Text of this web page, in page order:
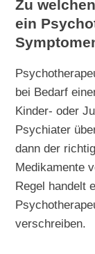
Zu
ein
bei Bedarf
Kinder- oder
Psychiater
dann der
Medikamente
Regel handelt
verschreiben.